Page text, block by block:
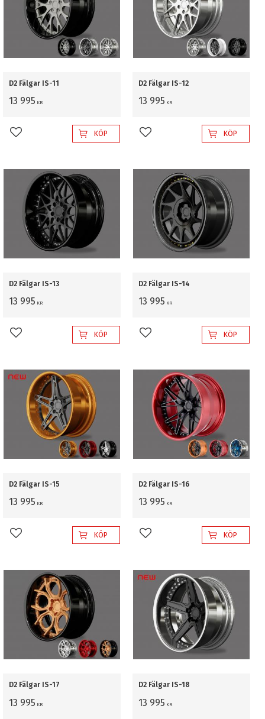
D2 Fälgar IS-11
13 995 KR
Lägg till i favoriterKÖP
D2 Fälgar IS-12
13 995 KR
Lägg till i favoriterKÖP
D2 Fälgar IS-13
13 995 KR
Lägg till i favoriterKÖP
D2 Fälgar IS-14
13 995 KR
Lägg till i favoriterKÖP
D2 Fälgar IS-15
13 995 KR
Lägg till i favoriterKÖP
D2 Fälgar IS-16
13 995 KR
Lägg till i favoriterKÖP
D2 Fälgar IS-17
13 995 KR
D2 Fälgar IS-18
13 995 KR